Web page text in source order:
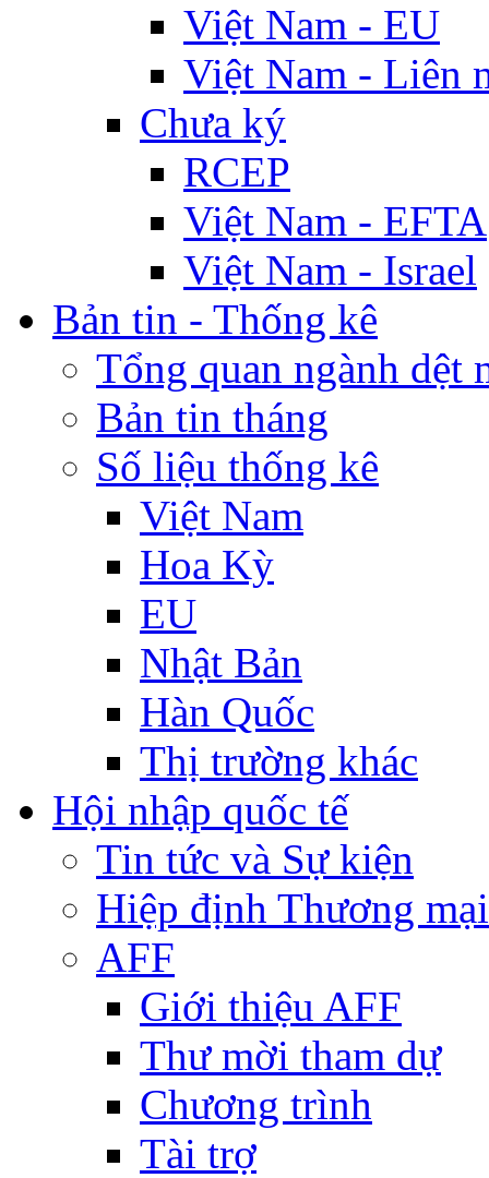
Việt Nam - EU
Việt Nam - Liên
Chưa ký
RCEP
Việt Nam - EFTA
Việt Nam - Israel
Bản tin - Thống kê
Tổng quan ngành dệt
Bản tin tháng
Số liệu thống kê
Việt Nam
Hoa Kỳ
EU
Nhật Bản
Hàn Quốc
Thị trường khác
Hội nhập quốc tế
Tin tức và Sự kiện
Hiệp định Thương
AFF
Giới thiệu AFF
Thư mời tham dự
Chương trình
Tài trợ